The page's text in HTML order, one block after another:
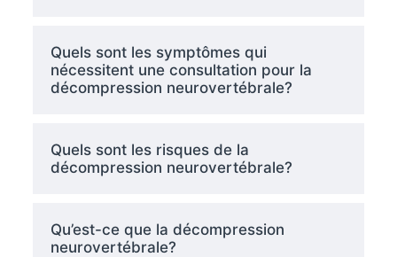
Quels sont les symptômes qui
nécessitent une consultation pour la
décompression neurovertébrale?
Quels sont les risques de la
décompression neurovertébrale?
Qu’est-ce que la décompression
neurovertébrale?